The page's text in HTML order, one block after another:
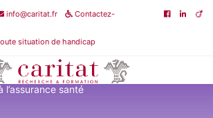
info@caritat.fr Contactez-
situation de handicap
>Juridique - Fiscal - Social
santé